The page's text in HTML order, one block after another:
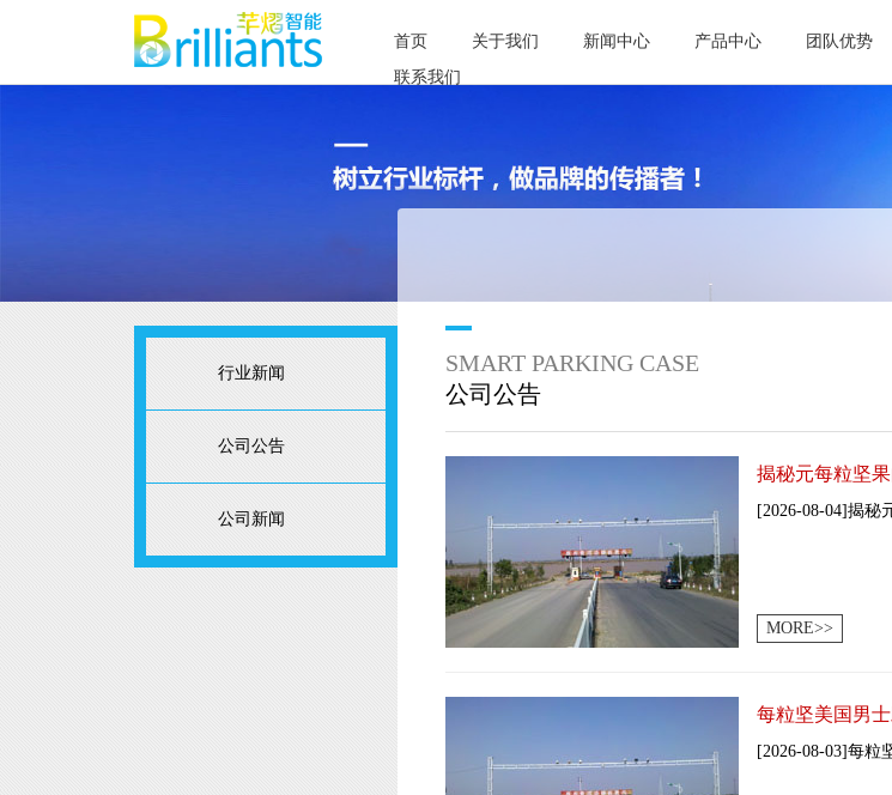
首页 关于我们 新闻中心 产品中心 团队优势
联系我们
行业新闻
公司公告
公司新闻
SMART PARKING CASE
公司公告
揭秘元每粒坚
[2026-08-04]揭秘
MORE>>
每粒坚美国男
[2026-08-03]每粒